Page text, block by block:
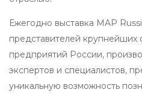
Ежегодно выставка MAP
представителей крупнейших
предприятий России,
экспертов и специалистов,
уникальную возможность